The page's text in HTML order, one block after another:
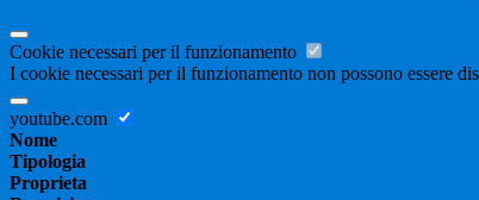
Cookie necessari per il funzionamento
I cookie necessari per il funzionamento non possono essere
youtube.com
Nome
Tipologia
Proprieta